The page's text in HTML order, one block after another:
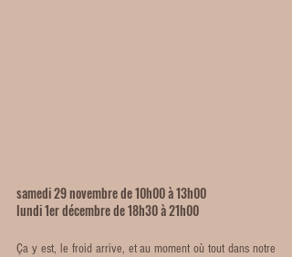
samedi 29 novembre de 10h00 à 13h00
lundi 1er décembre de 18h30 à 21h00
Ça y est, le froid arrive, et au moment où tout dans notre